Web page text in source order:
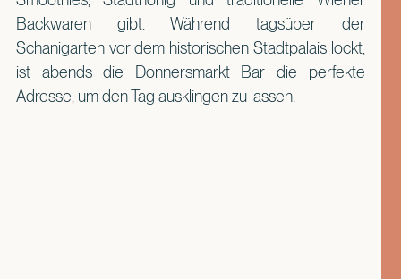
Backwaren gibt. Während tagsüber der
Schanigarten vor dem historischen Stadtpalais lockt,
ist abends die Donnersmarkt Bar die perfekte
Adresse, um den Tag ausklingen zu lassen.